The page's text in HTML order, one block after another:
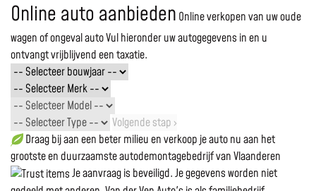
Online auto aanbieden Online verkopen van uw oude
wagen of ongeval autoVul hieronder uw autogegevens in en u
ontvangt vrijblijvend een taxatie.
Volgende stap ›
Draag bij aan een beter milieu en verkoop je auto nu aan het
grootste en duurzaamste autodemontagebedrijf van Vlaanderen
Je aanvraag is beveiligd. Je gegevens worden niet